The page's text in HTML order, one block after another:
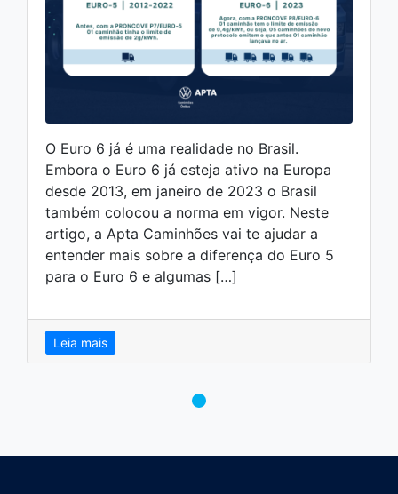
O Euro 6 já é uma realidade no Brasil.
Embora o Euro 6 já esteja ativo na Europa
desde 2013, em janeiro de 2023 o Brasil
também colocou a norma em vigor. Neste
artigo, a Apta Caminhões vai te ajudar a
entender mais sobre a diferença do Euro 5
para o Euro 6 e algumas […]
Leia mais